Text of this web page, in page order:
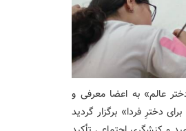
عالم» به اعضا معرفی و
دخترِ فردا» برگزار گردید